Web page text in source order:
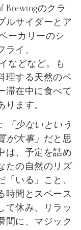
のクラ
ルサイダーとア
ーカリーのシ
イ、
などなど。も
理する天然のベ
滞在中に食べて
ます。
「少ないという
大事」 だと思
は、予定を詰め
たの自然のリズ
いる」こと、
時間とスペース
て休み、リラッ
間に、マジック